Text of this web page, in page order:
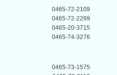
0465-72-2109
0465-72-2299
0465-20-3715
0465-74-3276
0465-73-1575